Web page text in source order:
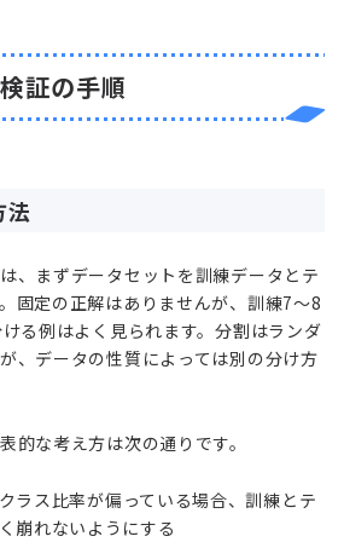
証の手順
法
、まずデータセットを訓練データとテ
固定の正解はありませんが、訓練7〜8
る例はよく見られます。分割はランダ
、データの性質によっては別の分け方
的な考え方は次の通りです。
ラス比率が偏っている場合、訓練とテ
崩れないようにする